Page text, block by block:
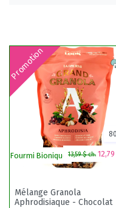
Promotion
Fourmi Bionique 13,59 $ ch.
Mélange Granola
Aphrodisiaque - Chocolat